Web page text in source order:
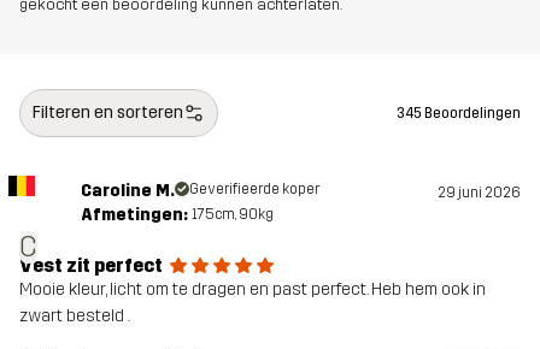
gekocht een beoordeling kunnen achterlaten.
Filteren en sorteren 345 Beoordelingen
C
Caroline M. Geverifieerde koper 29 juni 2026
Afmetingen: 175cm, 90kg
Vest zit perfect
Mooie kleur, licht om te dragen en past perfect. Heb hem ook in
zwart besteld .